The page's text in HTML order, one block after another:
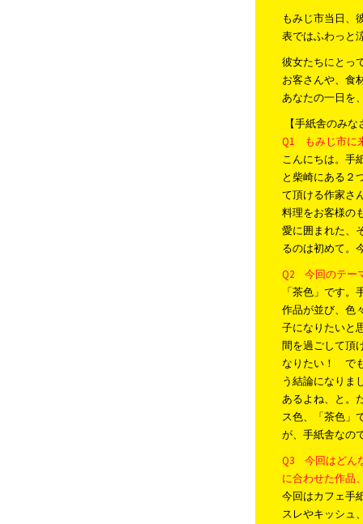
もみじ市当日、
表ではふわっと
彼女たちにとっ
お客さんや、食
あなたの一日を
【手紙舎のみ
Q1 もみじ市に
こんにちは。手
と柴崎にある２
て頂ける作家さ
料理をお客様の
愛に囲まれた、
るのは初めて。
Q2 今回のテー
「茶色」です
作品が並び、色
子になりたいと
間を過ごして頂
なりたい！ で
う結論になりま
あるよね、と。
ス色、「茶色」
が、手紙舎なの
Q3 今回はどん
に合わせた作品
今回はカフェ手
スレやキッシュ